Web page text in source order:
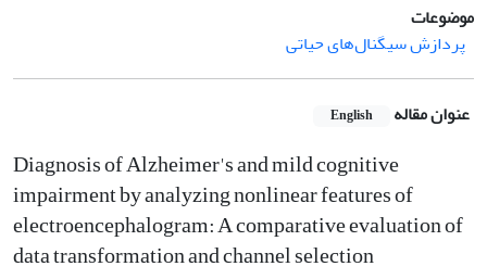
موضوعات
پردازش سیگنال‌های حیاتی
عنوان مقاله English
Diagnosis of Alzheimer's and mild cognitive
impairment by analyzing nonlinear features of
electroencephalogram: A comparative evaluation of
data transformation and channel selection